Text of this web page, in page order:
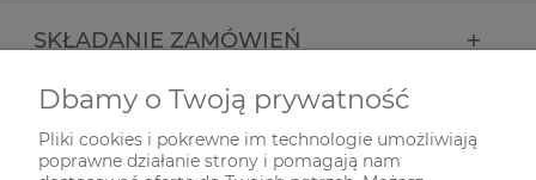
SKŁADANIE ZAMÓWIEŃ
INFORMACJE
Dbamy o Twoją prywatność
Pliki cookies i pokrewne im technologie umożliwiają
poprawne działanie strony i pomagają nam